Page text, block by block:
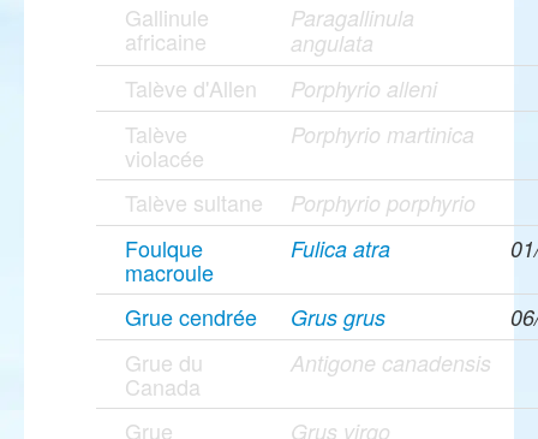
Gallinule
africaine
Paragallinula
angulata
Talève d'Allen Porphyrio alleni
Talève
violacée
Porphyrio martinica
Talève sultane Porphyrio porphyrio
Foulque
macroule
Fulica atra
Grue cendrée Grus grus
Grue du
Canada
Antigone canadensis
Grue Grus virgo